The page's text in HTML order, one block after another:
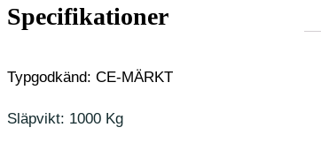
Specifikationer
Typgodkänd: CE-MÄRKT
Släpvikt: 1000 Kg